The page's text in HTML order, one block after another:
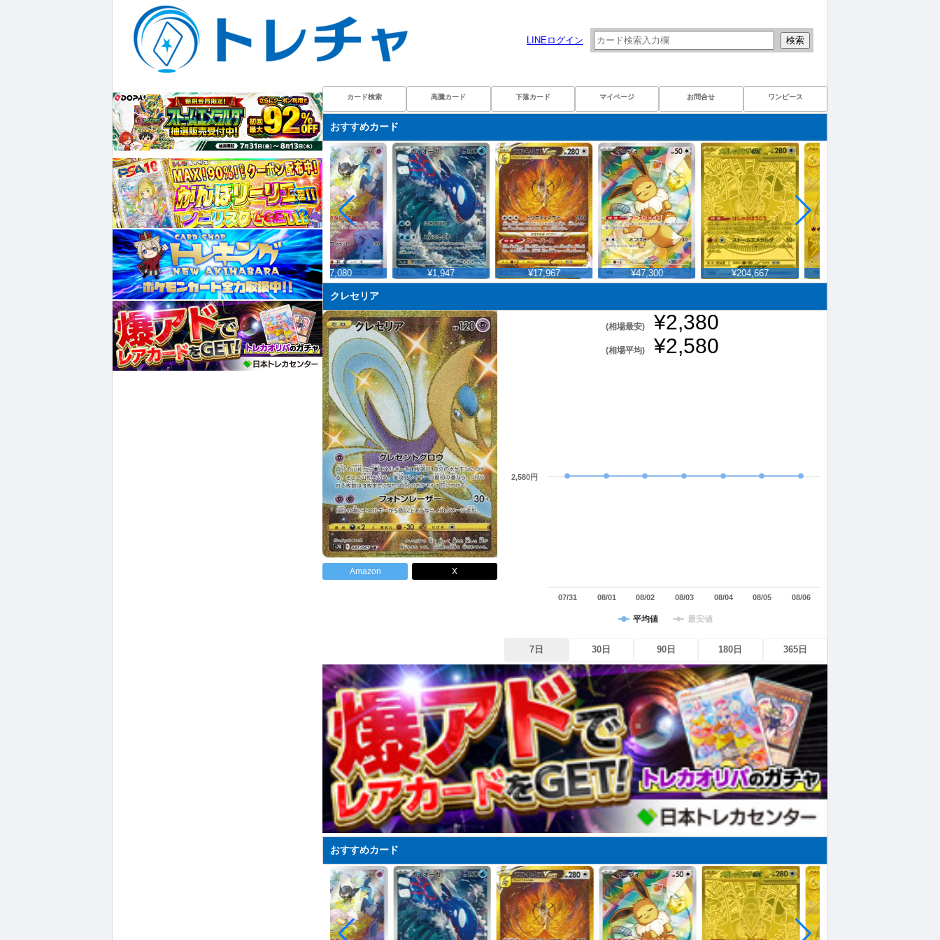
LINEログイン 検索
カード検索 高騰カード 下落カード マイページ お問合せ ワンピース
おすすめカード
¥83,467 ¥5,430 ¥7,080 ¥1,947 ¥17,967 ¥47,300 ¥204,667
クレセリア
Amazon X
(相場最安) ¥2,380
(相場平均) ¥2,580
平均値 最安値
07/31 08/01 08/02 08/03 08/04 08/05 08/06
2,580円
7日 30日 90日 180日 365日
おすすめカード